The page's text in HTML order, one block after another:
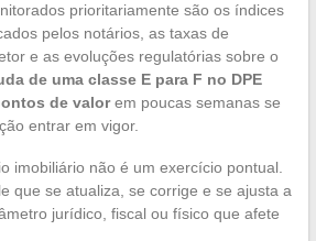
prioritariamente são os índices
pelos notários, as taxas de
e as evoluções regulatórias sobre o
de uma classe E para F no DPE
de valorem poucas semanas se
entrar em vigor.
imobiliário não é um exercício pontual.
que se atualiza, se corrige e se ajusta a
jurídico, fiscal ou físico que afete